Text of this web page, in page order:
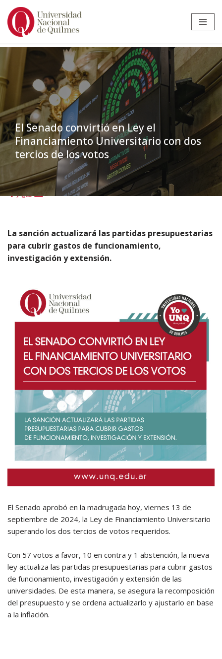
Ir
contenido
El Senado convirtió en Ley el
Financiamiento Universitario con dos
tercios de los votos
Inicio »Secundaria
El Senado convirtió en Ley el
Financiamiento Universitario con dos tercios de los votos
La sanción actualizará las partidas presupuestarias
para cubrir gastos de funcionamiento,
investigación y extensión.
El Senado aprobó en la madrugada hoy, viernes 13 de
septiembre de 2024, la Ley de Financiamiento Universitario
superando los dos tercios de votos requeridos.
Con 57 votos a favor, 10 en contra y 1 abstención, la nueva
ley actualiza las partidas presupuestarias para cubrir gastos
de funcionamiento, investigación y extensión de las
universidades. De esta manera, se asegura la recomposición
del presupuesto y se ordena actualizarlo y ajustarlo en base
a la inflación.